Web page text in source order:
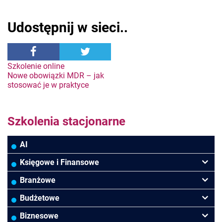
Udostępnij w sieci..
Nawigacja
wpisu
Szkolenie online
Nowe obowiązki MDR – jak
stosować je w praktyce
Szkolenia stacjonarne
AI
Księgowe i Finansowe
Podatki VAT/CIT/PIT
Rachunkowość
Finanse
Branżowe
Banki
Budowlana/Deweloperska
Budżetowe
Rachunkowość budżetowa
Biznesowe